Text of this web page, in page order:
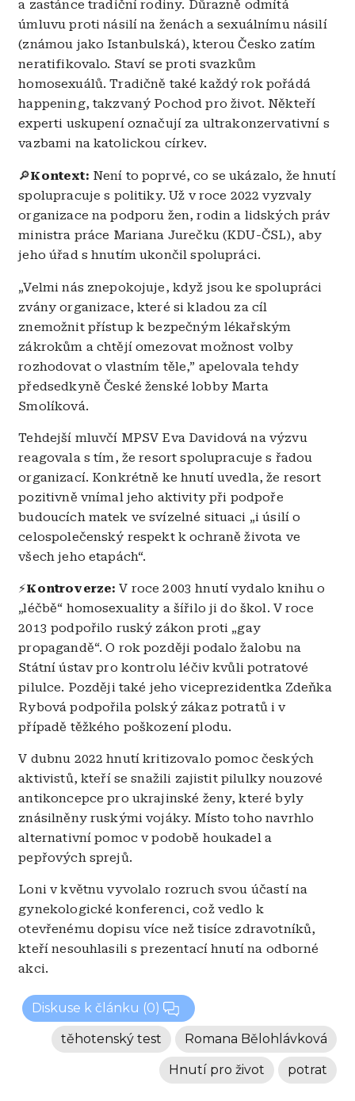
a zastánce tradiční rodiny. Důrazně odmítá
úmluvu proti násilí na ženách a sexuálnímu násilí
(známou jako Istanbulská), kterou Česko zatím
neratifikovalo. Staví se proti svazkům
homosexuálů. Tradičně také každý rok pořádá
happening, takzvaný Pochod pro život. Někteří
experti uskupení označují za ultrakonzervativní s
vazbami na katolickou církev.
🔎Kontext: Není to poprvé, co se ukázalo, že hnutí
spolupracuje s politiky. Už v roce 2022 vyzvaly
organizace na podporu žen, rodin a lidských práv
ministra práce Mariana Jurečku (KDU-ČSL), aby
jeho úřad s hnutím ukončil spolupráci.
„Velmi nás znepokojuje, když jsou ke spolupráci
zvány organizace, které si kladou za cíl
znemožnit přístup k bezpečným lékařským
zákrokům a chtějí omezovat možnost volby
rozhodovat o vlastním těle,” apelovala tehdy
předsedkyně České ženské lobby Marta
Smolíková.
Tehdejší mluvčí MPSV Eva Davidová na výzvu
reagovala s tím, že resort spolupracuje s řadou
organizací. Konkrétně ke hnutí uvedla, že resort
pozitivně vnímal jeho aktivity při podpoře
budoucích matek ve svízelné situaci „i úsilí o
celospolečenský respekt k ochraně života ve
všech jeho etapách“.
⚡Kontroverze: V roce 2003 hnutí vydalo knihu o
„léčbě“ homosexuality a šířilo ji do škol. V roce
2013 podpořilo ruský zákon proti „gay
propagandě“. O rok později podalo žalobu na
Státní ústav pro kontrolu léčiv kvůli potratové
pilulce. Později také jeho viceprezidentka Zdeňka
Rybová podpořila polský zákaz potratů i v
případě těžkého poškození plodu.
V dubnu 2022 hnutí kritizovalo pomoc českých
aktivistů, kteří se snažili zajistit pilulky nouzové
antikoncepce pro ukrajinské ženy, které byly
znásilněny ruskými vojáky. Místo toho navrhlo
alternativní pomoc v podobě houkadel a
pepřových sprejů.
Loni v květnu vyvolalo rozruch svou účastí na
gynekologické konferenci, což vedlo k
otevřenému dopisu více než tisíce zdravotníků,
kteří nesouhlasili s prezentací hnutí na odborné
akci.
Diskuse k článku (0)
Romana Bělohlávková
těhotenský test
potrat
Hnutí pro život